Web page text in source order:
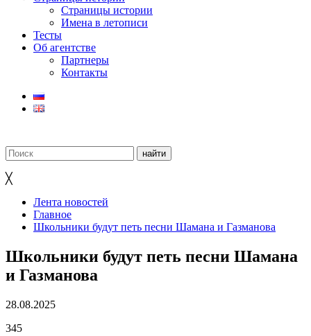
Страницы истории
Имена в летописи
Тесты
Об агентстве
Партнеры
Контакты
╳
Лента новостей
Главное
Школьники будут петь песни Шамана и Газманова
Школьники будут петь песни Шамана
и Газманова
28.08.2025
345